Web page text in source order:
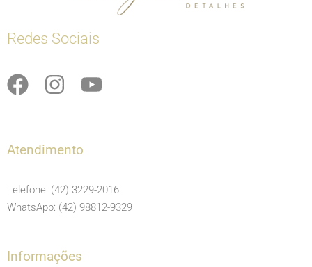
Redes Sociais
F
e
o
o
I
t
g
r
m
Y
b
e
Atendimento
Telefone: (42) 3229-2016
WhatsApp: (42) 98812-9329
Informações